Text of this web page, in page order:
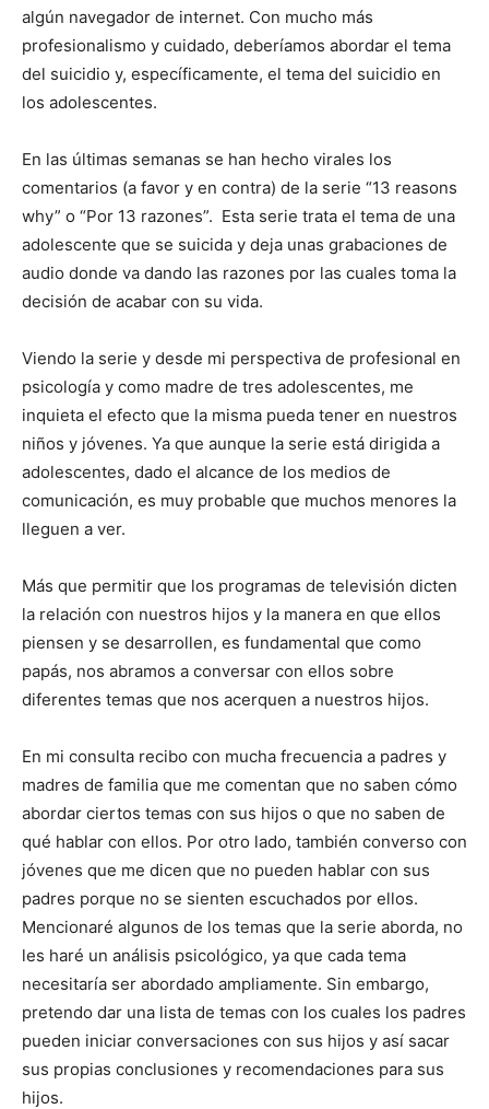
algún navegador de internet. Con mucho más
profesionalismo y cuidado, deberíamos abordar el tema
del suicidio y, específicamente, el tema del suicidio en
los adolescentes.
En las últimas semanas se han hecho virales los
comentarios (a favor y en contra) de la serie “13 reasons
why” o “Por 13 razones”. Esta serie trata el tema de una
adolescente que se suicida y deja unas grabaciones de
audio donde va dando las razones por las cuales toma la
decisión de acabar con su vida.
Viendo la serie y desde mi perspectiva de profesional en
psicología y como madre de tres adolescentes, me
inquieta el efecto que la misma pueda tener en nuestros
niños y jóvenes. Ya que aunque la serie está dirigida a
adolescentes, dado el alcance de los medios de
comunicación, es muy probable que muchos menores la
lleguen a ver.
Más que permitir que los programas de televisión dicten
la relación con nuestros hijos y la manera en que ellos
piensen y se desarrollen, es fundamental que como
papás, nos abramos a conversar con ellos sobre
diferentes temas que nos acerquen a nuestros hijos.
En mi consulta recibo con mucha frecuencia a padres y
madres de familia que me comentan que no saben cómo
abordar ciertos temas con sus hijos o que no saben de
qué hablar con ellos. Por otro lado, también converso con
jóvenes que me dicen que no pueden hablar con sus
padres porque no se sienten escuchados por ellos.
Mencionaré algunos de los temas que la serie aborda, no
les haré un análisis psicológico, ya que cada tema
necesitaría ser abordado ampliamente. Sin embargo,
pretendo dar una lista de temas con los cuales los padres
pueden iniciar conversaciones con sus hijos y así sacar
sus propias conclusiones y recomendaciones para sus
hijos.